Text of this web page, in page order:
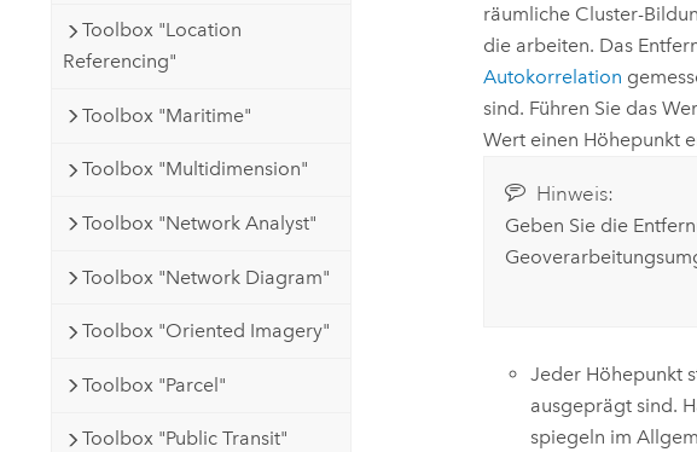
Toolbox "Location
Referencing"
Toolbox "Maritime"
Toolbox "Multidimension"
Toolbox "Network Analyst"
Toolbox "Network Diagram"
Toolbox "Oriented Imagery"
Toolbox "Parcel"
Toolbox "Public Transit"
räumliche Cluster-
die arbeiten. Das
Autokorrelation
sind. Führen Sie das
Wert einen Höhepunkt
Hinweis:
Geben Sie die
Jeder Höhepunkt
ausgeprägt sind.
spiegeln im